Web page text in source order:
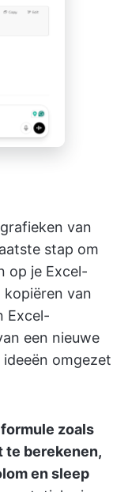
van
stap om
op je Excel-
van
Excel-
een nieuwe
omgezet
zoals
te berekenen,
en sleep